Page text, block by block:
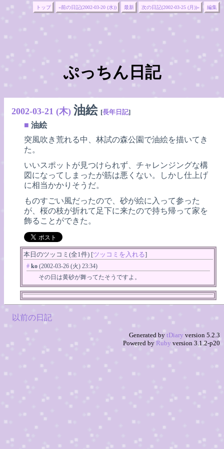
トップ «前の日記(2002-03-20 (水)) 最新 次の日記(2002-03-25 (月))» 編集
ぷっちん日記
2002-03-21 (木) 油絵 [長年日記]
■ 油絵
突風吹き荒れる中、林試の森公園で油絵を描いてき
た。
いいスポットが見つけられず、チャレンジングな構
図になってしまったが筋は悪くない。しかし仕上げ
に相当かかりそうだ。
ものすごい風だったので、砂が絵に入って参った
が、桜の枝が折れて足下に来たので持ち帰って家を
飾ることができた。
本日のツッコミ(全1件) [ツッコミを入れる]
# ko (2002-03-26 (火) 23:34)
その日は黄砂が舞ってたそうですよ。
以前の日記
Generated by tDiary version 5.2.3
Powered by Ruby version 3.1.2-p20